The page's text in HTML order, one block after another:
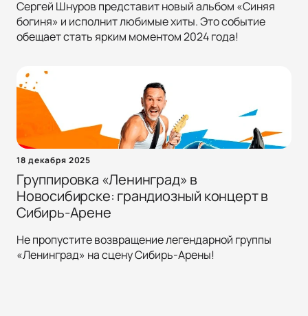
Сергей Шнуров представит новый альбом «Синяя
богиня» и исполнит любимые хиты. Это событие
обещает стать ярким моментом 2024 года!
18 декабря 2025
Группировка «Ленинград» в
Новосибирске: грандиозный концерт в
Сибирь-Арене
Не пропустите возвращение легендарной группы
«Ленинград» на сцену Сибирь-Арены!